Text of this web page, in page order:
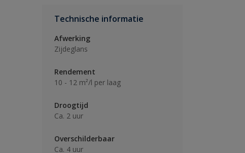
Technische informatie
Afwerking
Zijdeglans
Rendement
10 - 12 m²/l per laag
Droogtijd
Ca. 2 uur
Overschilderbaar
Ca. 4 uur